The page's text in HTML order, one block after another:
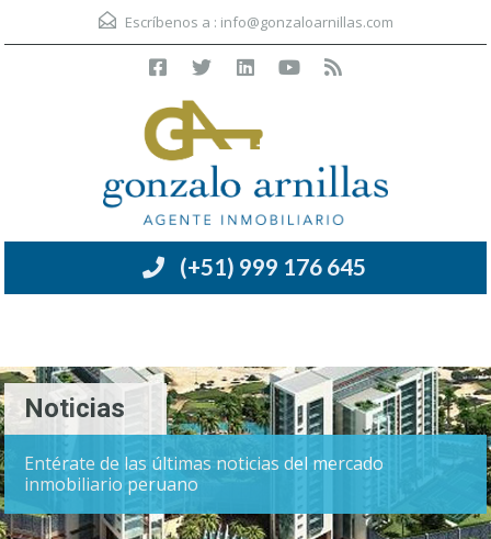
Escríbenos a : info@gonzaloarnillas.com
(+51) 999 176 645
Noticias
Entérate de las últimas noticias del mercado
inmobiliario peruano